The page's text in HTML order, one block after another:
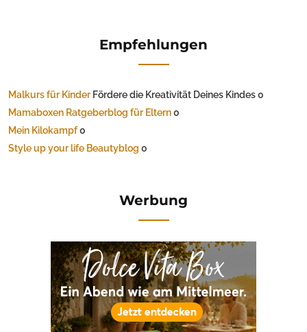
Empfehlungen
Malkurs für Kinder Fördere die Kreativität Deines Kindes 0
Mamaboxen Ratgeberblog für Eltern0
Mein Kilokampf0
Style up your life Beautyblog 0
Werbung